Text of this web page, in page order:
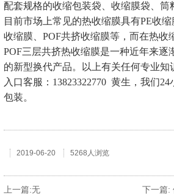
配套规格的收缩包装袋、收缩膜袋、筒
目前市场上常见的热收缩膜具有PE收
收缩膜、POF共挤收缩膜等，而在热收
POF三层共挤热收缩膜是一种近年来逐
的新型换代产品。以上有关任何专业知
入口客服：13823322770 黄生，我们
包装。
2019-06-20 5268人浏览
上一篇:无